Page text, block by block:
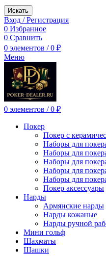
Искать
Вход / Регистрация
0 Избранное
0 Сравнить
0 элементов / 0 ₽
Меню
0 элементов / 0 ₽
Покер
Покер с
Наборы для
Наборы для
Наборы для
Наборы для
Наборы для
Покер аксессуары
Нарды
Армянские нарды
Нарды кожаные
Нарды ручной
Мини гольф
Шахматы
Шашки